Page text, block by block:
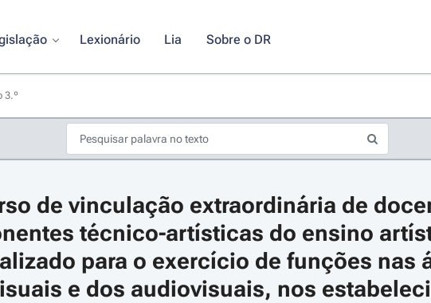
Lexionário Lia Sobre o DR
3.º
as teclas de seta para navegar pelos dias do calendário; Use cmd ou ctrl + seta
de vinculação extraordinária de
técnico-artísticas do ensino
para o exercício de funções nas
e dos audiovisuais, nos